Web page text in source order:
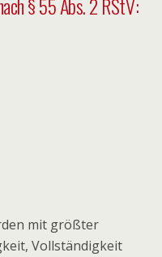
mit größter
Vollständigkeit